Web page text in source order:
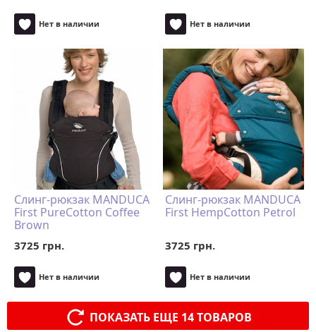
Нет в наличии Нет в наличии
Слинг-рюкзак MANDUCA
First PureCotton Coffee
Brown
3725 грн.
Нет в наличии
Слинг-рюкзак MANDUCA
First HempCotton Petrol
3725 грн.
Нет в наличии
ПОКАЗАТЬ ЕЩЕ 14 ТОВАРОВ